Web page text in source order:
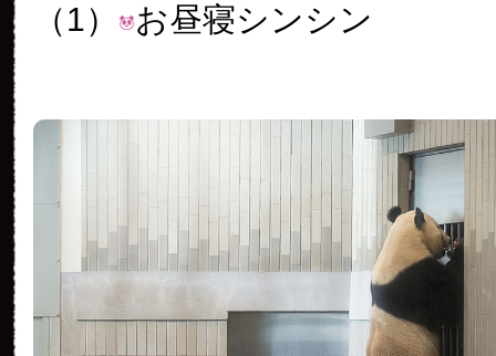
（1） お昼寝シンシン